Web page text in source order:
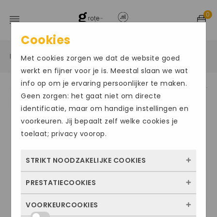
0
Home / Grote maten damesschoenen / Sandalen
Cookies
Met cookies zorgen we dat de website goed
werkt en fijner voor je is. Meestal slaan we wat
info op om je ervaring persoonlijker te maken.
Geen zorgen: het gaat niet om directe
identificatie, maar om handige instellingen en
voorkeuren. Jij bepaalt zelf welke cookies je
toelaat; privacy voorop.
STRIKT NOODZAKELIJKE COOKIES
Deze cookies zorgen ervoor dat de website
kunnen niet worden uitgezet. Meestal
PRESTATIECOOKIES
Met deze cookies zien we hoe vaak onze
VOORKEURCOOKIES